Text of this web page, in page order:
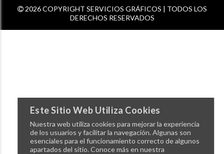
Este Sitio Web Utiliza Cookies
Nuestra web utiliza cookies para mejorar la experiencia
de los usuarios y facilitar la navegación. Algunas son
esenciales para el funcionamiento correcto de algunos
apartados del sitio. Conoce más en nuestra
2026 COPYRIGHT SERVICIOS GRÁFICOS | TODOS LOS
DERECHOS RESERVADOS